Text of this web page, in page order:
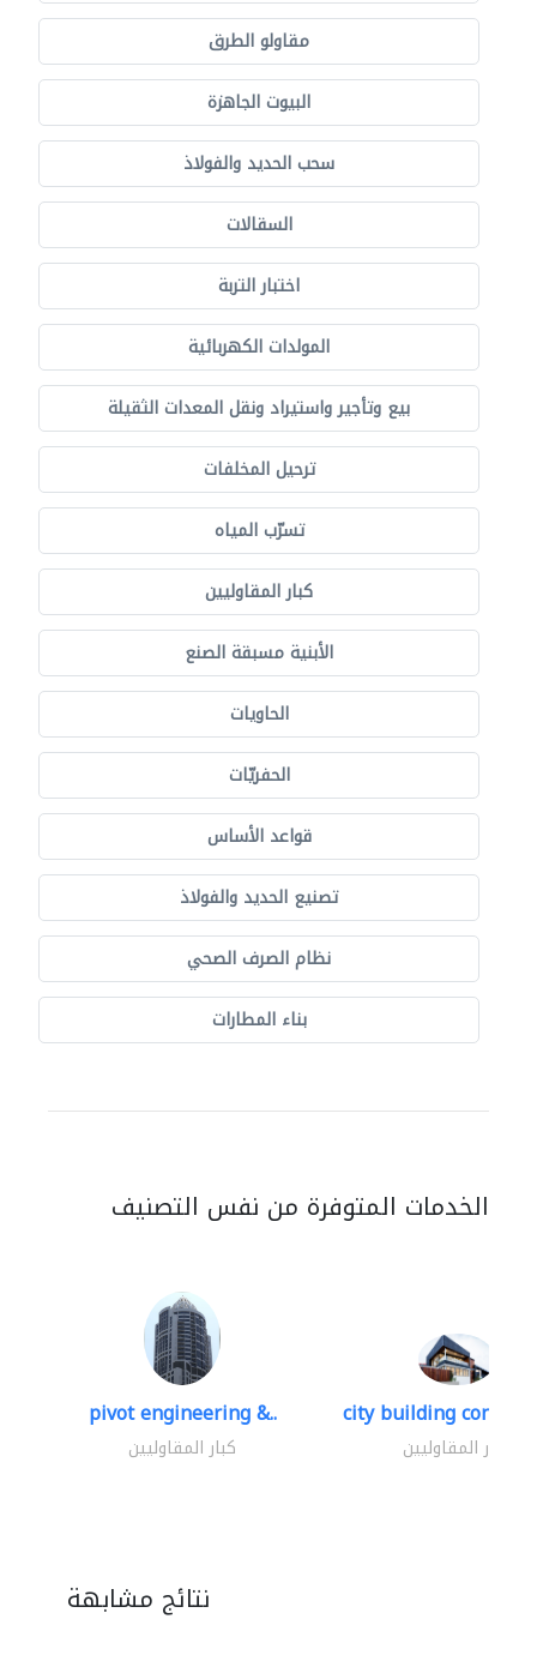
مقاولو الطرق
البيوت الجاهزة
سحب الحديد والفولاذ
السقالات
اختبار التربة
المولدات الكهربائية
بيع وتأجير واستيراد ونقل المعدات الثقيلة
ترحيل المخلفات
تسرّب المياه
كبار المقاوليين
الأبنية مسبقة الصنع
الحاويات
الحفريّات
قواعد الأساس
تصنيع الحديد والفولاذ
نظام الصرف الصحي
بناء المطارات
الخدمات المتوفرة من نفس التصنيف
pivot engineering &..
كبار المقاوليين
city building
كبار المقاوليين
نتائج مشابهة